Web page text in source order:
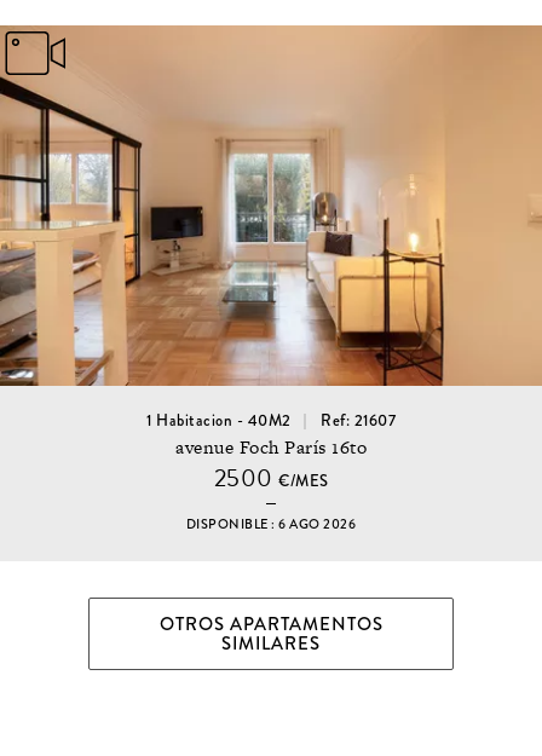
1 Habitacion - 40M2 Ref: 21607
avenue Foch París 16to
2500 €/MES
DISPONIBLE : 6 AGO 2026
OTROS APARTAMENTOS
SIMILARES